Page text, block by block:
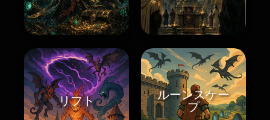
リフト
ルーンスケー
プ